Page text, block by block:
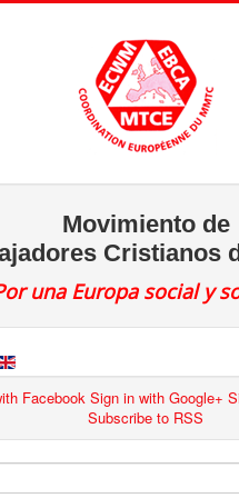
Movimiento de
Cristianos
una Europa social y
Facebook Sign in with Google+
Subscribe to RSS